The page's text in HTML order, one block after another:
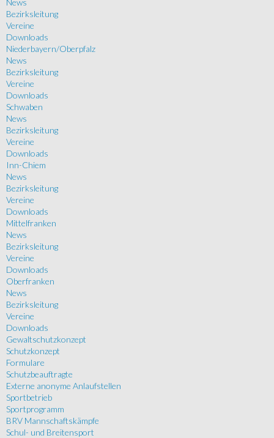
News
Bezirksleitung
Vereine
Downloads
Niederbayern/Oberpfalz
News
Bezirksleitung
Vereine
Downloads
Schwaben
News
Bezirksleitung
Vereine
Downloads
Inn-Chiem
News
Bezirksleitung
Vereine
Downloads
Mittelfranken
News
Bezirksleitung
Vereine
Downloads
Oberfranken
News
Bezirksleitung
Vereine
Downloads
Gewaltschutzkonzept
Schutzkonzept
Formulare
Schutzbeauftragte
Externe anonyme Anlaufstellen
Sportbetrieb
Sportprogramm
BRV Mannschaftskämpfe
Schul- und Breitensport